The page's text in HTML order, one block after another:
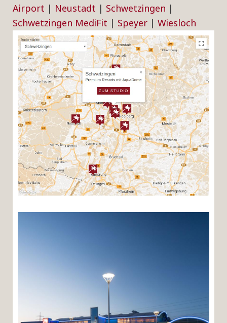
Airport | Neustadt | Schwetzingen |
Schwetzingen MediFit | Speyer | Wiesloch
Datenschutz